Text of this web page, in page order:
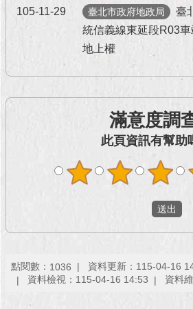
105-11-29 臺北市政府地政局
臺
統信義線東延段R03
地上權
滿意度調
此頁資訊有幫助
點閱數： 1036
資料更新：115-04-16
資料檢視：115-04-16 14:53
資料